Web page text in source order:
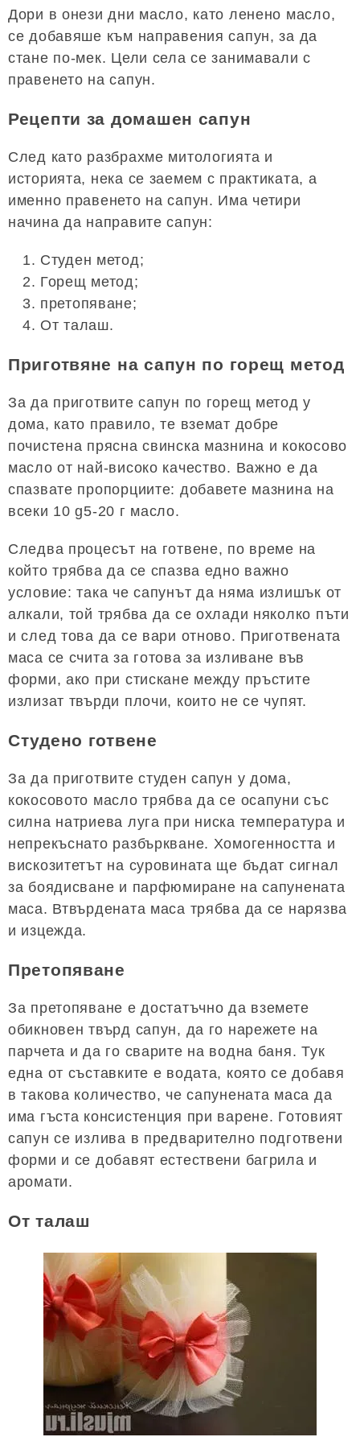
Дори в онези дни масло, като ленено масло,
се добавяше към направения сапун, за да
стане по-мек. Цели села се занимавали с
правенето на сапун.
Рецепти за домашен сапун
След като разбрахме митологията и
историята, нека се заемем с практиката, а
именно правенето на сапун. Има четири
начина да направите сапун:
Студен метод;
Горещ метод;
претопяване;
От талаш.
Приготвяне на сапун по горещ метод
За да приготвите сапун по горещ метод у
дома, като правило, те вземат добре
почистена прясна свинска мазнина и кокосово
масло от най-високо качество. Важно е да
спазвате пропорциите: добавете мазнина на
всеки 10 g5-20 г масло.
Следва процесът на готвене, по време на
който трябва да се спазва едно важно
условие: така че сапунът да няма излишък от
алкали, той трябва да се охлади няколко пъти
и след това да се вари отново. Приготвената
маса се счита за готова за изливане във
форми, ако при стискане между пръстите
излизат твърди плочи, които не се чупят.
Студено готвене
За да приготвите студен сапун у дома,
кокосовото масло трябва да се осапуни със
силна натриева луга при ниска температура и
непрекъснато разбъркване. Хомогенността и
вискозитетът на суровината ще бъдат сигнал
за боядисване и парфюмиране на сапунената
маса. Втвърдената маса трябва да се нарязва
и изцежда.
Претопяване
За претопяване е достатъчно да вземете
обикновен твърд сапун, да го нарежете на
парчета и да го сварите на водна баня. Тук
една от съставките е водата, която се добавя
в такова количество, че сапунената маса да
има гъста консистенция при варене. Готовият
сапун се излива в предварително подготвени
форми и се добавят естествени багрила и
аромати.
От талаш